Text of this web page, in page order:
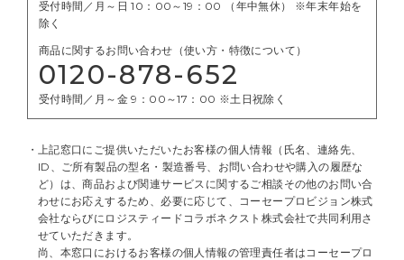
受付時間／月～日 10：00～19：00 （年中無休） ※年末年始を
除く
商品に関するお問い合わせ（使い方・特徴について）
0120-878-652
受付時間／月～金 9：00～17：00 ※土日祝除く
上記窓口にご提供いただいたお客様の個人情報（氏名、連絡先、
ID、ご所有製品の型名・製造番号、お問い合わせや購入の履歴な
ど）は、商品および関連サービスに関するご相談その他のお問い合
わせにお応えするため、必要に応じて、コーセープロビジョン株式
会社ならびにロジスティードコラボネクスト株式会社で共同利用さ
せていただきます。
尚、本窓口におけるお客様の個人情報の管理責任者はコーセープロ